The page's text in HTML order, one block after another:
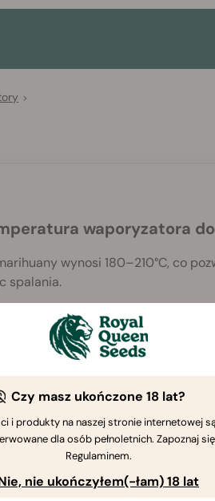
>
waporyzatora
wynosi 180–210°C, co
spalania.
marihuany: kompletny
masz dalsze pytania, skontaktuj się
Czy masz ukończone 18 lat?
i produkty na naszej stronie internetowej
dla osób pełnoletnich. Zapoznaj
Regulaminem.
nie ukończyłem(-łam) 18 lat